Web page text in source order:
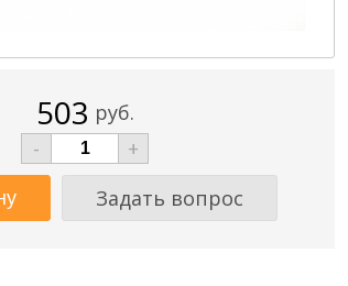
503 руб.
-
+
Задать вопрос